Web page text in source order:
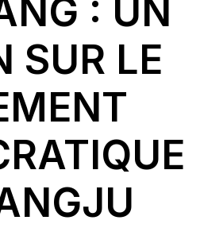
: UN
SUR LE